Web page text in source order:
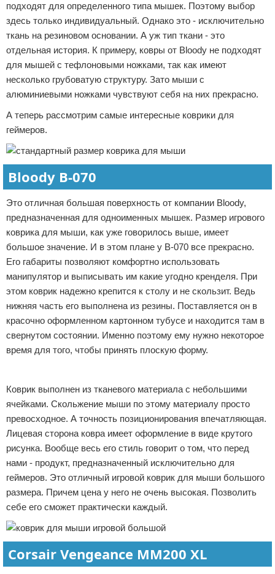
подходят для определенного типа мышек. Поэтому выбор
здесь только индивидуальный. Однако это - исключительно
ткань на резиновом основании. А уж тип ткани - это
отдельная история. К примеру, ковры от Bloody не подходят
для мышей с тефлоновыми ножками, так как имеют
несколько грубоватую структуру. Зато мыши с
алюминиевыми ножками чувствуют себя на них прекрасно.
А теперь рассмотрим самые интересные коврики для
геймеров.
Bloody B-070
Это отличная большая поверхность от компании Bloody,
предназначенная для одноименных мышек. Размер игрового
коврика для мыши, как уже говорилось выше, имеет
большое значение. И в этом плане у B-070 все прекрасно.
Его габариты позволяют комфортно использовать
манипулятор и выписывать им какие угодно кренделя. При
этом коврик надежно крепится к столу и не скользит. Ведь
нижняя часть его выполнена из резины. Поставляется он в
красочно оформленном картонном тубусе и находится там в
свернутом состоянии. Именно поэтому ему нужно некоторое
время для того, чтобы принять плоскую форму.
Коврик выполнен из тканевого материала с небольшими
ячейками. Скольжение мыши по этому материалу просто
превосходное. А точность позиционирования впечатляющая.
Лицевая сторона ковра имеет оформление в виде крутого
рисунка. Вообще весь его стиль говорит о том, что перед
нами - продукт, предназначенный исключительно для
геймеров. Это отличный игровой коврик для мыши большого
размера. Причем цена у него не очень высокая. Позволить
себе его сможет практически каждый.
Corsair Vengeance MM200 XL